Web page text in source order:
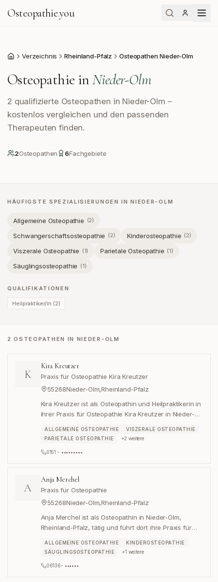
Osteopathie.you
Start Verzeichnis Rheinland-Pfalz Osteopathen Nieder-Olm
Osteopathie inNieder-Olm
2 qualifizierte Osteopathen in Nieder-Olm –
kostenlos vergleichen und den passenden
Therapeuten finden.
2Osteopathen 6Fachgebiete
HÄUFIGSTE SPEZIALISIERUNGEN INNIEDER-OLM
Allgemeine Osteopathie (2)
Schwangerschaftsosteopathie (2) Kinderosteopathie (2)
Viszerale Osteopathie (1) Parietale Osteopathie (1)
Säuglingsosteopathie (1)
QUALIFIKATIONEN
Heilpraktiker/in (2)
2 OSTEOPATHEN IN NIEDER-OLM
K
Kira Kreutzer
Praxis für Osteopathie Kira Kreutzer
55268Nieder-Olm,Rheinland-Pfalz
Kira Kreutzer ist als Osteopathin und Heilpraktikerin in
ihrer Praxis für Osteopathie Kira Kreutzer in Nieder-
ALLGEMEINE OSTEOPATHIE
VISZERALE OSTEOPATHIE
PARIETALE OSTEOPATHIE
+2 weitere
0151 - •••••••••
A
Anja Merchel
Praxis für Osteopathie
55268Nieder-Olm,Rheinland-Pfalz
Anja Merchel ist als Osteopathin in Nieder-Olm,
Rheinland-Pfalz, tätig und führt dort ihre Praxis für
ALLGEMEINE OSTEOPATHIE
KINDEROSTEOPATHIE
SÄUGLINGSOSTEOPATHIE
+1 weitere
06136- ••••••